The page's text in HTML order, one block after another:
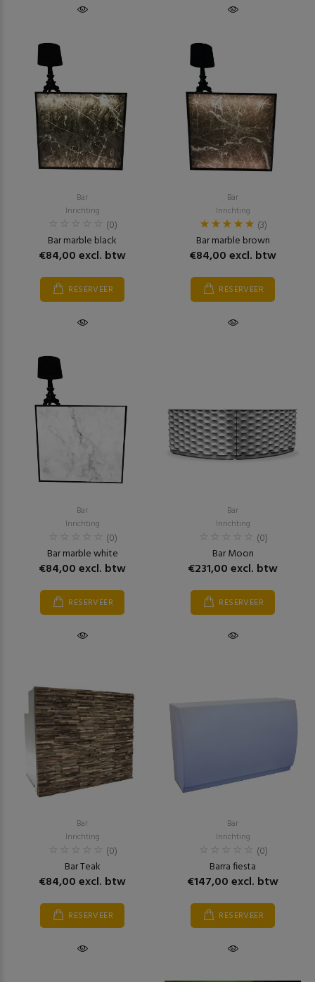
Bar
Inrichting
(0)
Bar marble black
€84,00 excl. btw
RESERVEER
Bar
Inrichting
(3)
Bar marble brown
€84,00 excl. btw
RESERVEER
Bar
Inrichting
(0)
Bar marble white
€84,00 excl. btw
RESERVEER
Bar
Inrichting
(0)
Bar Moon
€231,00 excl. btw
RESERVEER
Bar
Inrichting
(0)
Bar Teak
€84,00 excl. btw
RESERVEER
Bar
Inrichting
(0)
Barra fiesta
€147,00 excl. btw
RESERVEER